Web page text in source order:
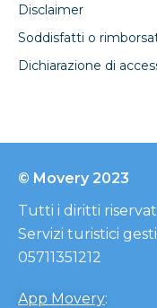
Disclaimer
Soddisfatti o
Dichiarazione di
© Movery 2023
Tutti i diritti
Servizi turistici
05711351212
App Movery: